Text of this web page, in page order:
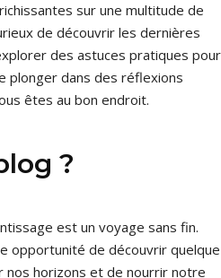
sur une multitude de
de découvrir les dernières
des astuces pratiques pour
plonger dans des réflexions
êtes au bon endroit.
?
est un voyage sans fin.
opportunité de découvrir quelque
nos horizons et de nourrir notre